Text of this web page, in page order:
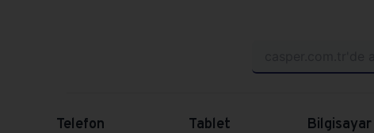
Telefon Tablet Bilgisayar